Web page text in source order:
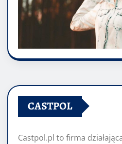
CASTPOL
Castpol.pl to firma